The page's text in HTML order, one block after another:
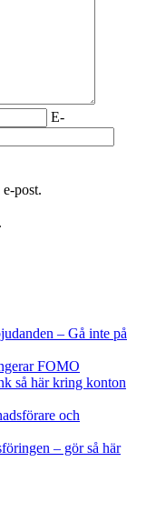
E-
post.
– Gå inte på
FOMO
så här kring konton
och
– gör så här